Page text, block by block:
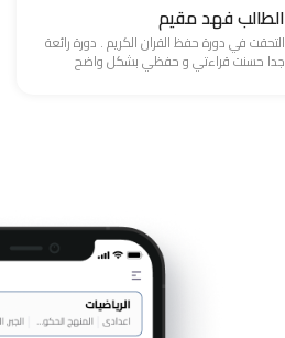
الطالب فهد مقيم
التحقت في دورة حفظ القران الكريم . دورة رائعة
جدا حسنت قراءتي و حفظي بشكل واضح